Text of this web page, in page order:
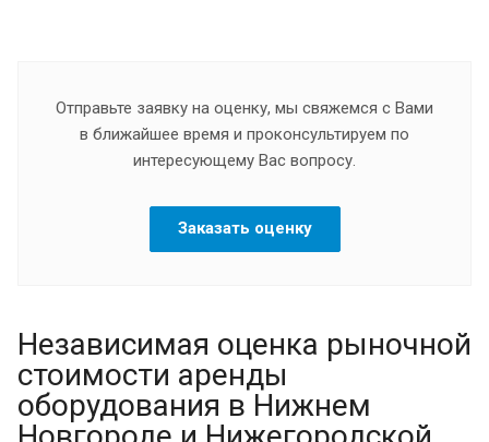
Отправьте заявку на оценку, мы свяжемся с Вами
в ближайшее время и проконсультируем по
интересующему Вас вопросу.
Заказать оценку
Независимая оценка рыночной
стоимости аренды
оборудования в Нижнем